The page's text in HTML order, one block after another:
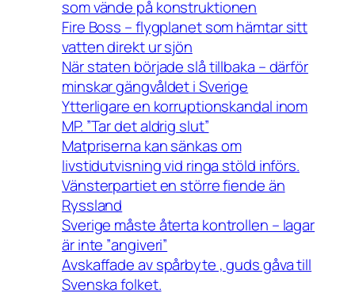
som vände på konstruktionen
Fire Boss – flygplanet som hämtar sitt
vatten direkt ur sjön
När staten började slå tillbaka – därför
minskar gängvåldet i Sverige
Ytterligare en korruptionskandal inom
MP. ”Tar det aldrig slut”
Matpriserna kan sänkas om
livstidutvisning vid ringa stöld införs.
Vänsterpartiet en större fiende än
Ryssland
Sverige måste återta kontrollen – lagar
är inte ”angiveri”
Avskaffade av spårbyte , guds gåva till
Svenska folket.